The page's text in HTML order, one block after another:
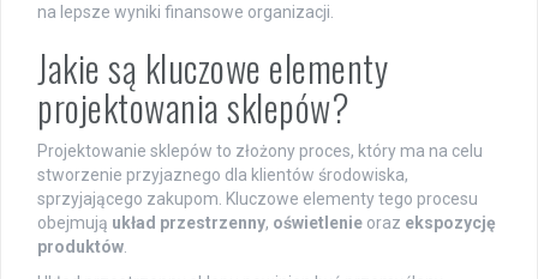
na lepsze wyniki finansowe organizacji.
Jakie są kluczowe elementy
projektowania sklepów?
Projektowanie sklepów to złożony proces, który ma na celu
stworzenie przyjaznego dla klientów środowiska,
sprzyjającego zakupom. Kluczowe elementy tego procesu
obejmują układ przestrzenny, oświetlenie oraz ekspozycję
produktów